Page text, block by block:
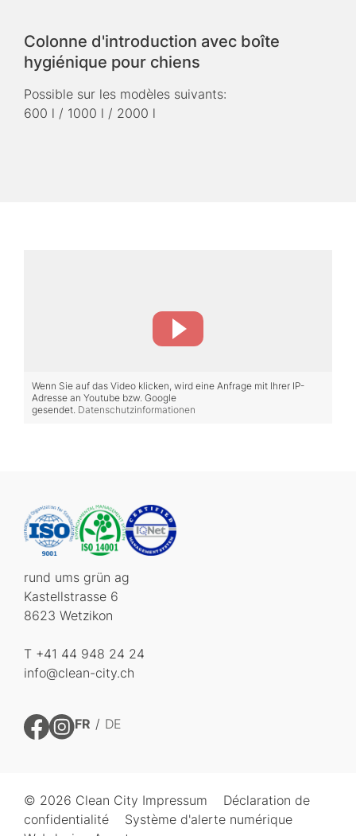
Colonne d'introduction avec boîte
hygiénique pour chiens
Possible sur les modèles suivants:
600 l / 1000 l / 2000 l
Wenn Sie auf das Video klicken, wird eine Anfrage mit Ihrer IP-
Adresse an Youtube bzw. Google
gesendet. Datenschutzinformationen
rund ums grün ag
Kastellstrasse 6
8623 Wetzikon
T +41 44 948 24 24
info@clean-city.ch
FR DE
© 2026 Clean City Impressum
Déclaration de
confidentialité
Système d'alerte numérique